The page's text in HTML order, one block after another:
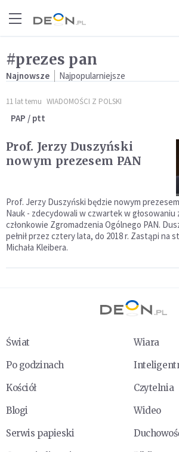
#prezes pan
Najnowsze Najpopularniejsze
11 lat temu WIADOMOŚCI Z POLSKI
PAP / ptt
Prof. Jerzy Duszyński
nowym prezesem PAN
Prof. Jerzy Duszyński będzie nowym
Nauk - zdecydowali w czwartek w głosowaniu
członkowie Zgromadzenia Ogólnego PAN.
pełnił przez cztery lata, do 2018 r. Zastąpi na
Michała Kleibera.
Świat
Wiara
Po godzinach
Kościół
Czytelnia
Blogi
Wideo
Serwis papieski